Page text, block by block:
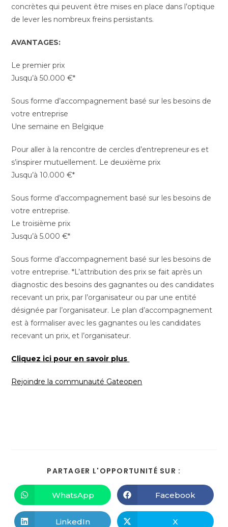
concrètes qui peuvent être mises en place dans l’optique
de lever les nombreux freins persistants.
AVANTAGES:
Le premier prix
Jusqu’à 50.000 €*
Sous forme d’accompagnement basé sur les besoins de
votre entreprise
Une semaine en Belgique
Pour aller à la rencontre de cercles d’entrepreneur·es et
s’inspirer mutuellement. Le deuxième prix
Jusqu’à 10.000 €*
Sous forme d’accompagnement basé sur les besoins de
votre entreprise.
Le troisième prix
Jusqu’à 5.000 €*
Sous forme d’accompagnement basé sur les besoins de
votre entreprise. *L’attribution des prix se fait après un
diagnostic des besoins des gagnantes ou des candidates
recevant un prix, par l’organisateur ou par une entité
désignée par l’organisateur. Le plan d’accompagnement
est à formaliser avec les gagnantes ou les candidates
recevant un prix, et l’organisateur.
Cliquez ici pour en savoir plus
Rejoindre la communauté Gateopen
PARTAGER L'OPPORTUNITÉ SUR :
WhatsApp Facebook
LinkedIn X